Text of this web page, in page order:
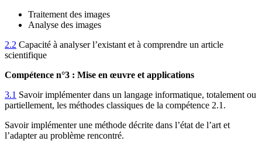
Traitement des images
Analyse des images
2.2 Capacité à analyser l’existant et à comprendre un article
scientifique
Compétence n°3 : Mise en œuvre et applications
3.1 Savoir implémenter dans un langage informatique, totalement ou
partiellement, les méthodes classiques de la compétence 2.1.
Savoir implémenter une méthode décrite dans l’état de l’art et
l’adapter au problème rencontré.